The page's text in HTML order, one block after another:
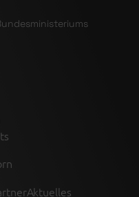
Aktuelles